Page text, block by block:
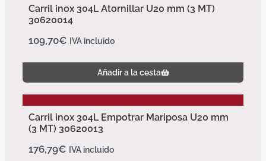
Carril inox 304L Atornillar U20 mm (3 MT)
30620014
109,70€ IVA incluido
Añadir a la cesta
Carril inox 304L Empotrar Mariposa U20 mm
(3 MT) 30620013
176,79€ IVA incluido